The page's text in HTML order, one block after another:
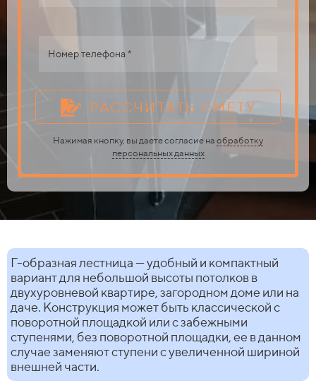
Номер телефона *
РАССЧИТАТЬ СМЕТУ
Нажимая кнопку, вы даете согласие на обработку
персональных данных
Г-образная лестница — удобный и компактный
вариант для небольшой высоты потолков в
двухуровневой квартире, загородном доме или на
даче. Конструкция может быть классической с
поворотной площадкой или с забежными
ступенями, без поворотной площадки, ее в данном
случае заменяют ступени с увеличенной шириной
внешней части.